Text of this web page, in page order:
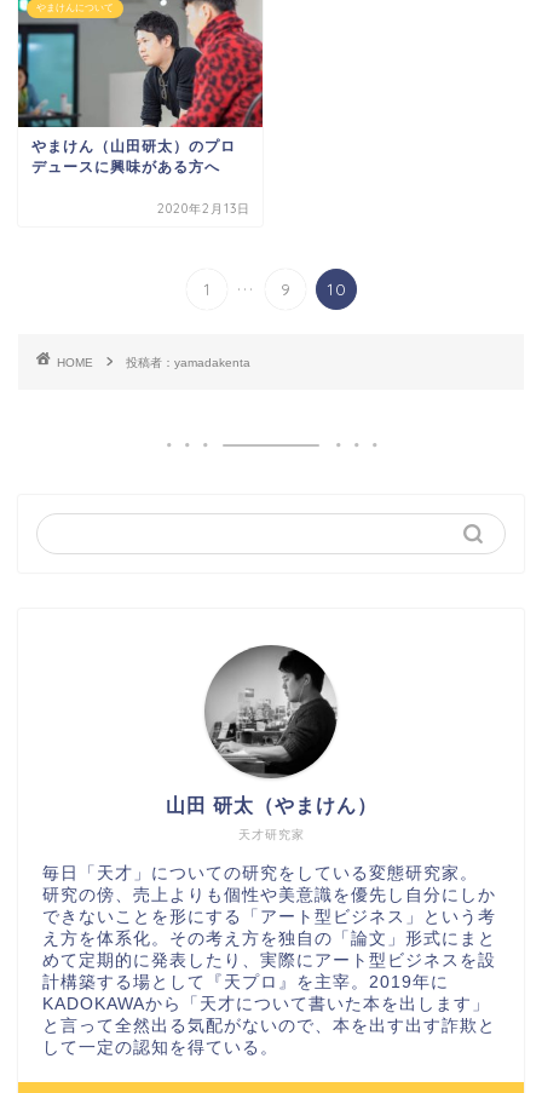
やまけんについて
やまけん（山田研太）のプロ
デュースに興味がある方へ
2020年2月13日
1 ... 9 10
HOME 投稿者：yamadakenta
天才研究家
山田 研太（やまけん）
毎日「天才」についての研究をしている変態研究家。
研究の傍、売上よりも個性や美意識を優先し自分にしか
できないことを形にする「アート型ビジネス」という考
え方を体系化。その考え方を独自の「論文」形式にまと
めて定期的に発表したり、実際にアート型ビジネスを設
計構築する場として『天プロ』を主宰。2019年に
KADOKAWAから「天才について書いた本を出します」
と言って全然出る気配がないので、本を出す出す詐欺と
して一定の認知を得ている。